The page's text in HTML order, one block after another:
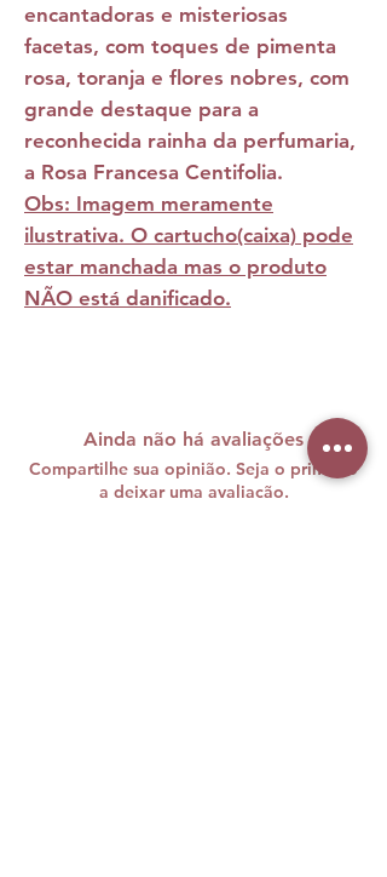
encantadoras e misteriosas
facetas, com toques de pimenta
rosa, toranja e flores nobres, com
grande destaque para a
reconhecida rainha da perfumaria,
a Rosa Francesa Centifolia.
Obs: Imagem meramente
ilustrativa. O cartucho(caixa) pode
estar manchada mas o produto
NÃO está danificado.
Ainda não há avaliações
Compartilhe sua opinião. Seja o primeiro
a deixar uma avaliação.